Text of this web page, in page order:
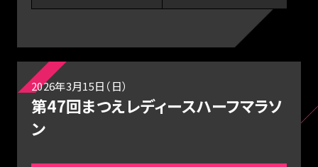
2026年3月15日（日）
第47回まつえレディースハーフマラソ
ン